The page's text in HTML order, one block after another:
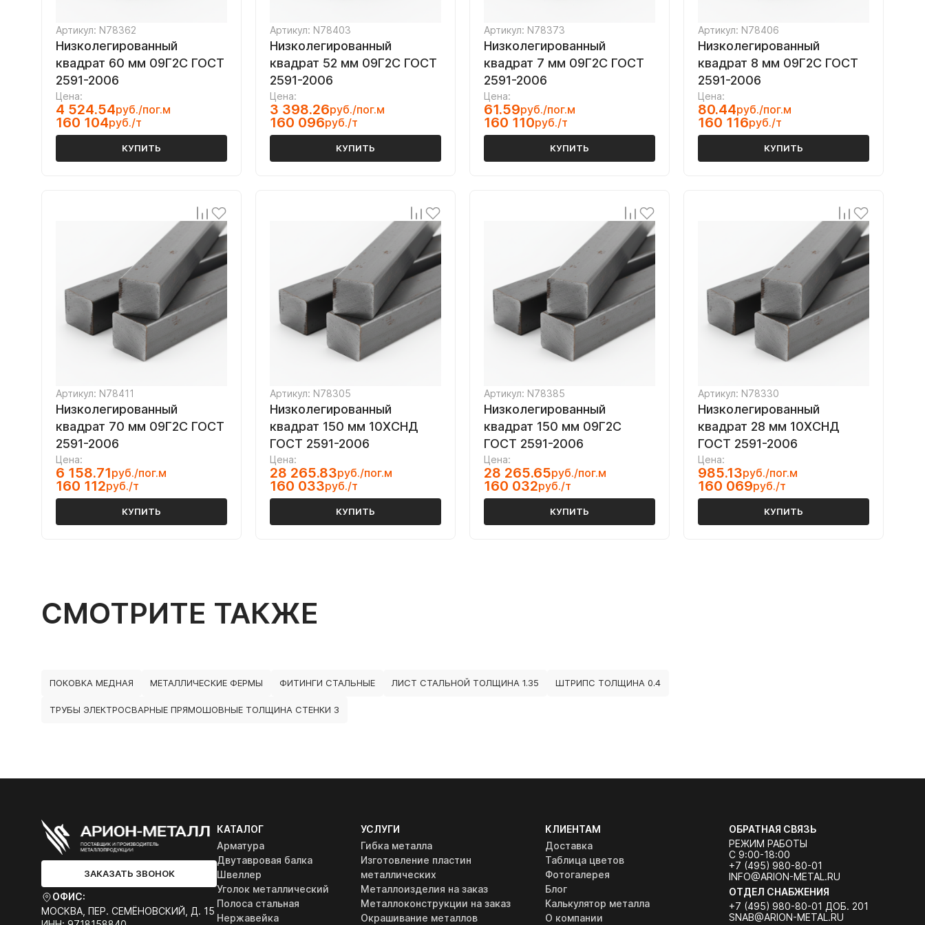
Артикул: N78362
Низколегированный
квадрат 60 мм 09Г2С ГОСТ
2591-2006
Цена:
4 524.54руб./пог.м
160 104руб./т
КУПИТЬ
Артикул: N78403
Низколегированный
квадрат 52 мм 09Г2С ГОСТ
2591-2006
Цена:
3 398.26руб./пог.м
160 096руб./т
КУПИТЬ
Артикул: N78373
Низколегированный
квадрат 7 мм 09Г2С ГОСТ
2591-2006
Цена:
61.59руб./пог.м
160 110руб./т
КУПИТЬ
Артикул: N78406
Низколегированный
квадрат 8 мм 09Г2С ГОСТ
2591-2006
Цена:
80.44руб./пог.м
160 116руб./т
КУПИТЬ
Артикул: N78411
Низколегированный
квадрат 70 мм 09Г2С ГОСТ
2591-2006
Цена:
6 158.71руб./пог.м
160 112руб./т
КУПИТЬ
Артикул: N78305
Низколегированный
квадрат 150 мм 10ХСНД
ГОСТ 2591-2006
Цена:
28 265.83руб./пог.м
160 033руб./т
КУПИТЬ
Артикул: N78385
Низколегированный
квадрат 150 мм 09Г2С
ГОСТ 2591-2006
Цена:
28 265.65руб./пог.м
160 032руб./т
КУПИТЬ
Артикул: N78330
Низколегированный
квадрат 28 мм 10ХСНД
ГОСТ 2591-2006
Цена:
985.13руб./пог.м
160 069руб./т
КУПИТЬ
СМОТРИТЕ ТАКЖЕ
ПОКОВКА МЕДНАЯ МЕТАЛЛИЧЕСКИЕ ФЕРМЫ ФИТИНГИ СТАЛЬНЫЕ ЛИСТ СТАЛЬНОЙ ТОЛЩИНА 1.35 ШТРИПС ТОЛЩИНА 0.4
ТРУБЫ ЭЛЕКТРОСВАРНЫЕ ПРЯМОШОВНЫЕ ТОЛЩИНА СТЕНКИ 3
ЗАКАЗАТЬ ЗВОНОК
ОФИС:
МОСКВА, ПЕР. СЕМЁНОВСКИЙ, Д. 15
КАТАЛОГ
Арматура
Двутавровая балка
Швеллер
Уголок металлический
Полоса стальная
Нержавейка
УСЛУГИ
Гибка металла
Изготовление пластин
металлических
Металлоизделия на заказ
Металлоконструкции на заказ
Окрашивание металлов
КЛИЕНТАМ
Доставка
Таблица цветов
Фотогалерея
Блог
Калькулятор металла
О компании
ОБРАТНАЯ СВЯЗЬ
РЕЖИМ РАБОТЫ
С 9:00-18:00
+7 (495) 980-80-01
INFO@ARION-METAL.RU
ОТДЕЛ СНАБЖЕНИЯ
+7 (495) 980-80-01 ДОБ. 201
SNAB@ARION-METAL.RU